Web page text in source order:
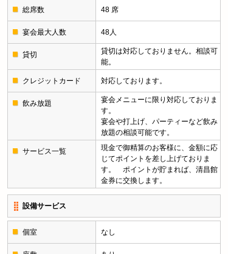
総席数 48 席
宴会最大人数 48人
貸切
貸切は対応しておりません。相談可
能。
クレジットカード 対応しております。
飲み放題
宴会メニューに限り対応しておりま
す。
宴会や打上げ、パーティーなど飲み
放題の相談可能です。
サービス一覧
現金で御精算のお客様に、金額に応
じてポイントを差し上げておりま
す。 ポイントが貯まれば、清昌館
金券に交換します。
設備サービス
個室 なし